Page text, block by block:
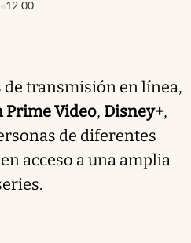
12:00
de transmisión en línea,
Prime Video, Disney+,
de diferentes
acceso a una amplia